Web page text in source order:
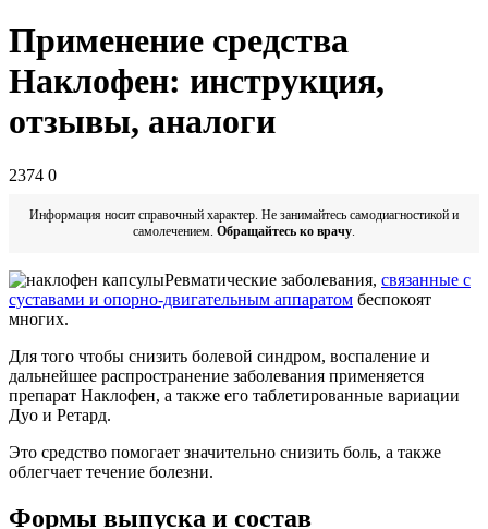
Применение средства
Наклофен: инструкция,
отзывы, аналоги
2374 0
Информация носит справочный характер. Не занимайтесь самодиагностикой и
самолечением. Обращайтесь ко врачу.
Ревматические заболевания, связанные с
суставами и опорно-двигательным аппаратом беспокоят
многих.
Для того чтобы снизить болевой синдром, воспаление и
дальнейшее распространение заболевания применяется
препарат Наклофен, а также его таблетированные вариации
Дуо и Ретард.
Это средство помогает значительно снизить боль, а также
облегчает течение болезни.
Формы выпуска и состав